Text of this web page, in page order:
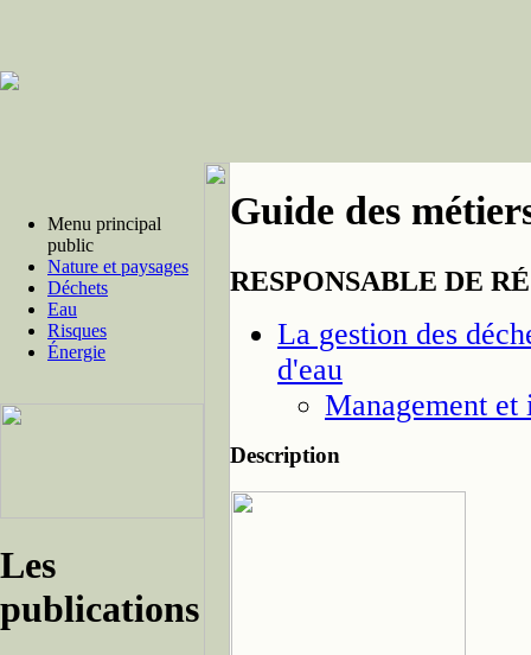
Menu principal
public
Nature et paysages
Déchets
Eau
Risques
Énergie
Les
publications
Guide des
RESPONSABLE DE
La gestion des
d'eau
Management et
Description